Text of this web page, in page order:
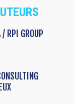
RPI GROUP